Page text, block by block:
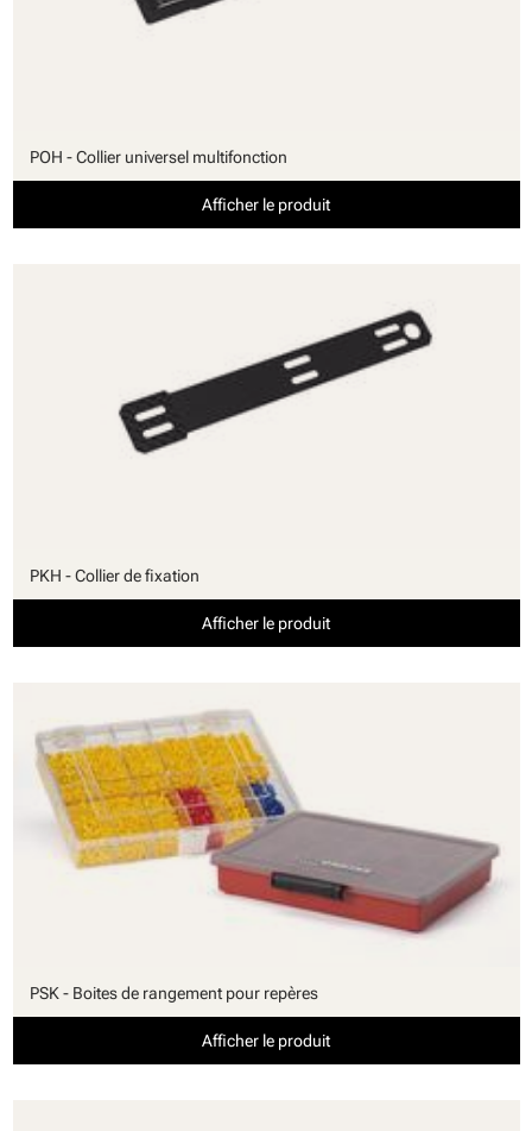
POH - Collier universel multifonction
Afficher le produit
PKH - Collier de fixation
Afficher le produit
PSK - Boites de rangement pour repères
Afficher le produit